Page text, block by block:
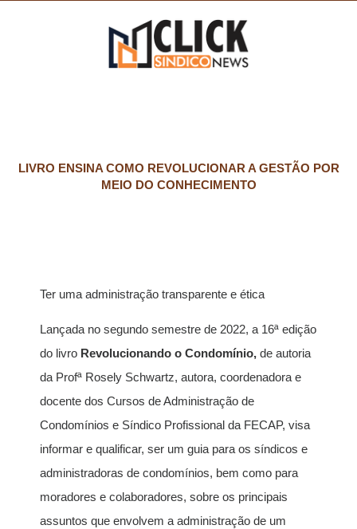
LIVRO ENSINA COMO REVOLUCIONAR A GESTÃO POR
MEIO DO CONHECIMENTO
Ter uma administração transparente e ética
Lançada no segundo semestre de 2022, a 16ª edição
do livro Revolucionando o Condomínio, de autoria
da Profª Rosely Schwartz, autora, coordenadora e
docente dos Cursos de Administração de
Condomínios e Síndico Profissional da FECAP, visa
informar e qualificar, ser um guia para os síndicos e
administradoras de condomínios, bem como para
moradores e colaboradores, sobre os principais
assuntos que envolvem a administração de um